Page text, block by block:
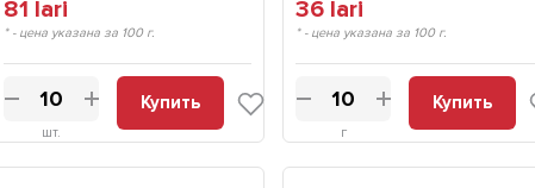
81 lari
* - цена указана за 100 г.
шт.
Купить
36 lari
* - цена указана за 100 г.
г
Купить